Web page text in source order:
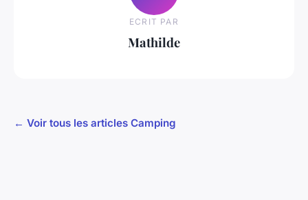
ECRIT PAR
Mathilde
← Voir tous les articles Camping